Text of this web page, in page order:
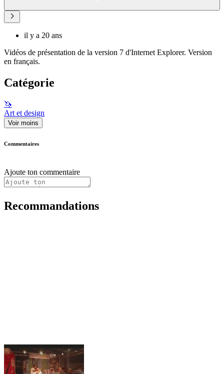
il y a 20 ans
Vidéos de présentation de la version 7 d'Internet Explorer. Version
en français.
Catégorie
🦄
Art et design
Voir moins
Commentaires
Ajoute ton commentaire
Recommandations